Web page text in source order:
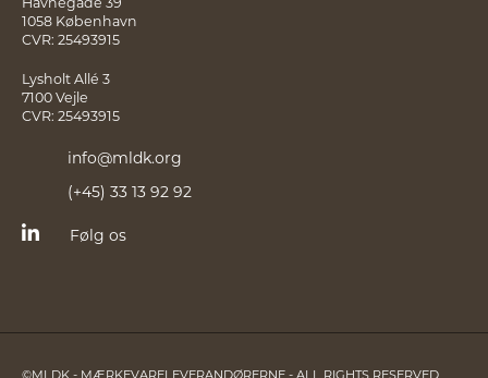
1058 København
CVR: 25493915
Lysholt Allé 3
7100 Vejle
CVR: 25493915
info@mldk.org
(+45) 33 13 92 92
Følg os
©MLDK - MÆRKEVARELEVERANDØRERNE - ALL RIGHTS RESERVED